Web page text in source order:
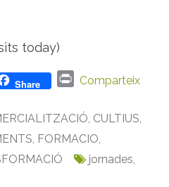
today)
Share
P
i
t
Comparteix
, CULTIUS,
, FORMACIO,
jornades,